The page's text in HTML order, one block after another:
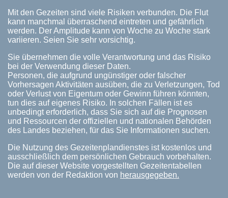
Mit den Gezeiten sind viele Risiken verbunden. Die Flut
kann manchmal überraschend eintreten und gefährlich
werden. Der Amplitude kann von Woche zu Woche stark
variieren. Seien Sie sehr vorsichtig.
Sie übernehmen die volle Verantwortung und das Risiko
bei der Verwendung dieser Daten.
Personen, die aufgrund ungünstiger oder falscher
Vorhersagen Aktivitäten ausüben, die zu Verletzungen, Tod
oder Verlust von Eigentum oder Gewinn führen könnten,
tun dies auf eigenes Risiko. In solchen Fällen ist es
unbedingt erforderlich, dass Sie sich auf die Prognosen
und Ressourcen der offiziellen und nationalen Behörden
des Landes beziehen, für das Sie Informationen suchen.
Die Nutzung des Gezeitenplandienstes ist kostenlos und
ausschließlich dem persönlichen Gebrauch vorbehalten.
Die auf dieser Website vorgestellten Gezeitentabellen
werden von der Redaktion von herausgegeben.